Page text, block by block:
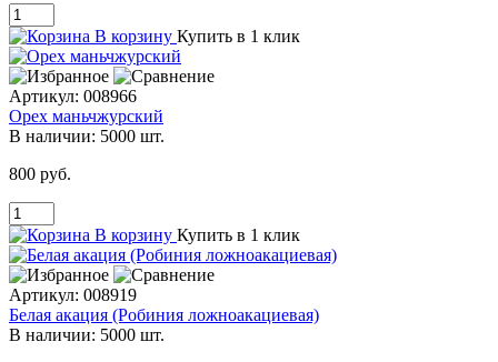
В корзину Купить в 1 клик
Артикул: 008966
Орех маньчжурский
В наличии: 5000 шт.
800 руб.
В корзину Купить в 1 клик
Артикул: 008919
Белая акация (Робиния ложноакациевая)
В наличии: 5000 шт.